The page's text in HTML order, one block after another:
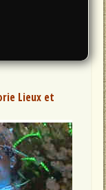
Lieux et